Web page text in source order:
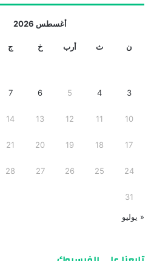
أغسطس 2026
ن ث أرب خ ج
3
4
5
6
7
10
11
12
13
14
17
18
19
20
21
24
25
26
27
28
31
« يوليو